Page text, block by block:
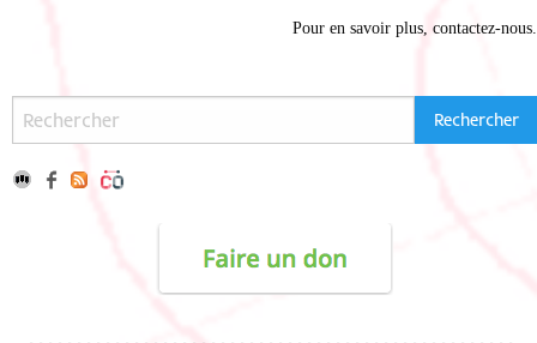
Pour en savoir plus, contactez-nous